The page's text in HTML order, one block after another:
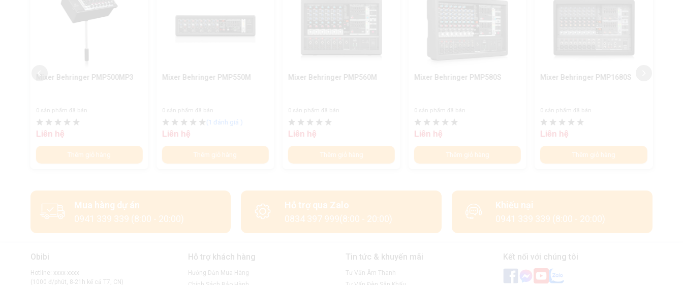
Mixer Behringer PMP500MP3
0 sản phẩm đã bán
Liên hệ
Thêm giỏ hàng
Mixer Behringer PMP550M
0 sản phẩm đã bán
(1 đánh giá )
Liên hệ
Thêm giỏ hàng
Mixer Behringer PMP560M
0 sản phẩm đã bán
Liên hệ
Thêm giỏ hàng
Mixer Behringer PMP580S
0 sản phẩm đã bán
Liên hệ
Thêm giỏ hàng
Mixer Behringer PMP1680S
0 sản phẩm đã bán
Liên hệ
Thêm giỏ hàng
Mua hàng dự án
0941 339 339 (8:00 - 20:00)
Hỗ trợ qua Zalo
0834 397 999(8:00 - 20:00)
Khiếu nại
0941 339 339 (8:00 - 20:00)
Obibi
Hotline: xxxx-xxxx
(1000 đ/phút, 8-21h kể cả T7, CN)
Hỗ trợ khách hàng
Hướng Dẫn Mua Hàng
Tin tức & khuyến mãi
Tư Vấn Âm Thanh
Kết nối với chúng tôi